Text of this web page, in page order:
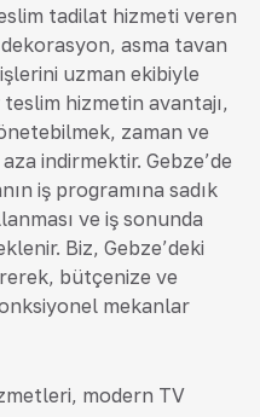
tadilat hizmeti veren
asma tavan
uzman ekibiyle
hizmetin avantajı,
zaman ve
indirmektir. Gebze’de
iş programına sadık
ve iş sonunda
Biz, Gebze’deki
bütçenize ve
mekanlar
modern TV